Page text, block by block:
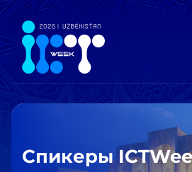
Спикеры